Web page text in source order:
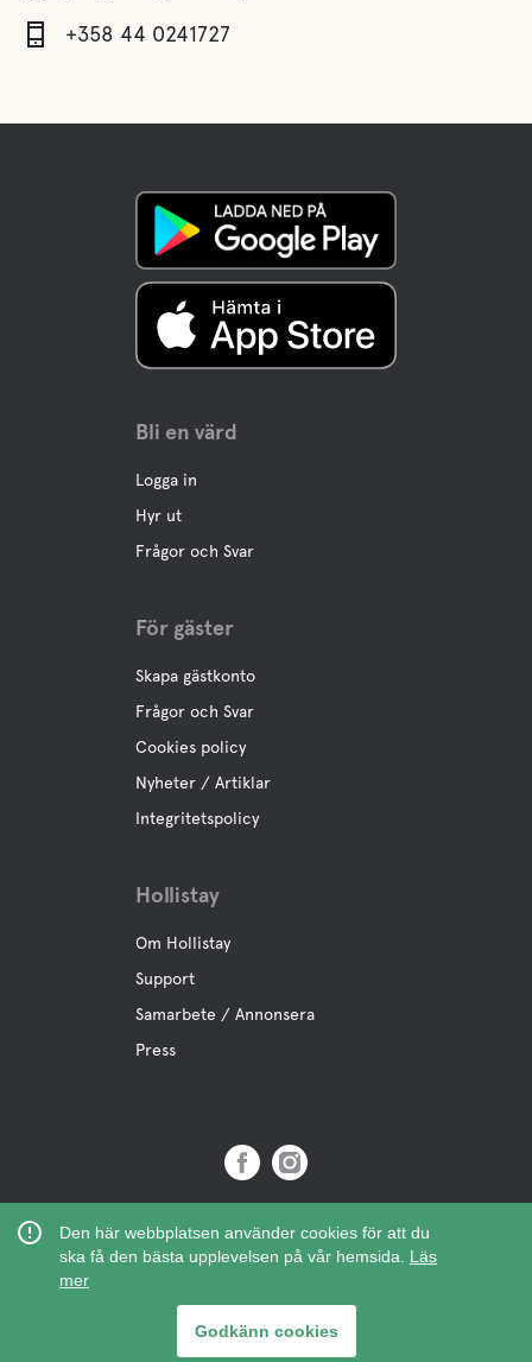
Den här webbplatsen använder cookies för att du
ska få den bästa upplevelsen på vår hemsida. Läs
mer
Godkänn cookies
+358 44 0241727
Bli en värd
Logga in
Hyr ut
Frågor och Svar
För gäster
Skapa gästkonto
Frågor och Svar
Cookies policy
Nyheter / Artiklar
Integritetspolicy
Hollistay
Om Hollistay
Support
Samarbete / Annonsera
Press
Org.Nr: 559121-9463